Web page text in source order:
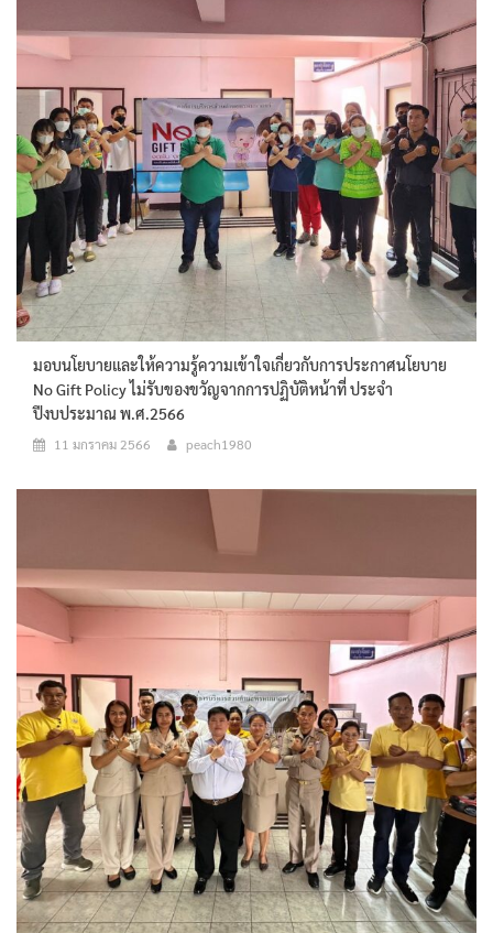
มอบนโยบายและให้ความรู้ความเข้าใจเกี่ยวกับการประกาศนโยบาย
No Gift Policy ไม่รับของขวัญจากการปฏิบัติหน้าที่ ประจำ
ปีงบประมาณ พ.ศ.2566
11 มกราคม 2566 peach1980